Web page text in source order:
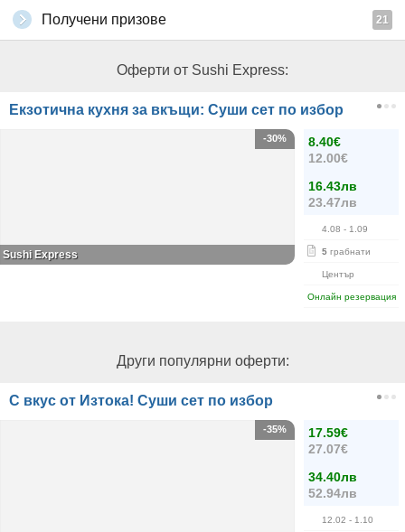
Получени призове 21
Оферти от Sushi Express:
Екзотична кухня за вкъщи: Суши сет по избор
8.40€
12.00€
16.43лв
23.47лв
4.08 - 1.09
5 грабнати
Център
Онлайн резервация
-30%
Sushi Express
Други популярни оферти:
С вкус от Изтока! Суши сет по избор
17.59€
27.07€
34.40лв
52.94лв
12.02 - 1.10
-35%